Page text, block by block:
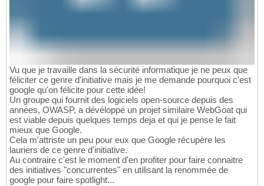
Vu que je travaille dans la sécurité informatique je ne peux que
féliciter ce genre d'initiative mais je me demande pourquoi c'est
google qu'on félicite pour cette idée!
Un groupe qui fournit des logiciels open-source depuis des
années, OWASP, a dévéloppé un projet similaire WebGoat qui
est viable depuis quelques temps deja et qui je pense le fait
mieux que Google.
Cela m'attriste un peu pour eux que Google récupère les
lauriers de ce genre d'initiative.
Au contraire c'est le moment d'en profiter pour faire connaitre
des initiatives "concurrentes" en utilisant la renommée de
google pour faire spotlight...